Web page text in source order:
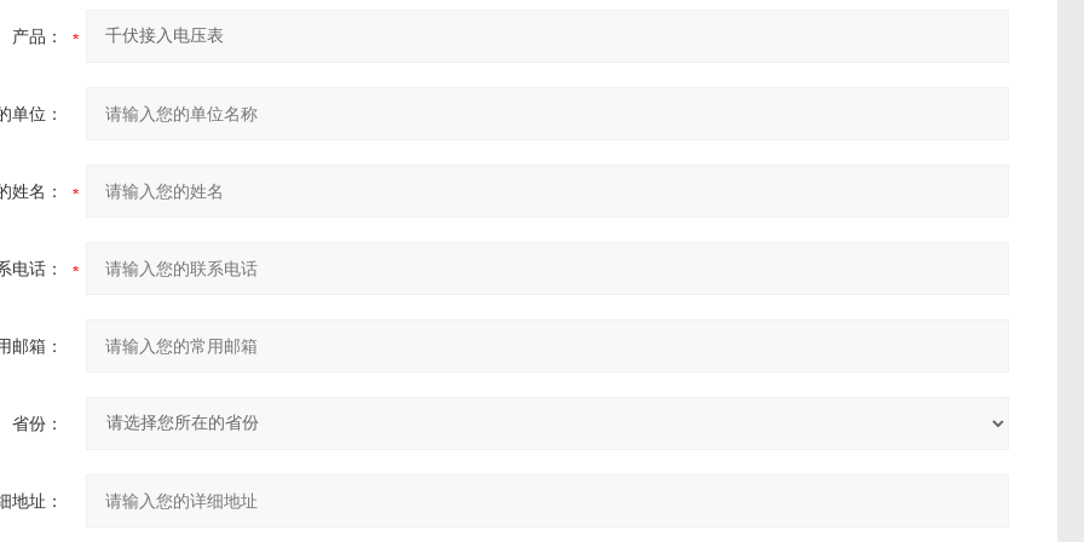
产品：
单位：
姓名：
电话：
邮箱：
省份：
地址：